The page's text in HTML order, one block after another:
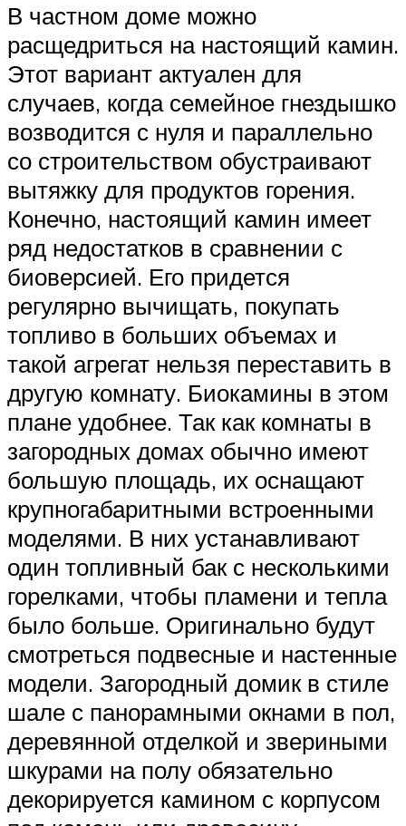
В частном доме можно
расщедриться на настоящий камин.
Этот вариант актуален для
случаев, когда семейное гнездышко
возводится с нуля и параллельно
со строительством обустраивают
вытяжку для продуктов горения.
Конечно, настоящий камин имеет
ряд недостатков в сравнении с
биоверсией. Его придется
регулярно вычищать, покупать
топливо в больших объемах и
такой агрегат нельзя переставить в
другую комнату. Биокамины в этом
плане удобнее. Так как комнаты в
загородных домах обычно имеют
большую площадь, их оснащают
крупногабаритными встроенными
моделями. В них устанавливают
один топливный бак с несколькими
горелками, чтобы пламени и тепла
было больше. Оригинально будут
смотреться подвесные и настенные
модели. Загородный домик в стиле
шале с панорамными окнами в пол,
деревянной отделкой и звериными
шкурами на полу обязательно
декорируется камином с корпусом